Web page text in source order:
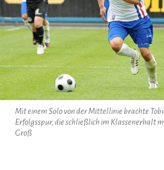
Mit einem Solo von der Mittellinie brachte
Erfolgsspur, die schließlich im Klassenerhalt
Groß